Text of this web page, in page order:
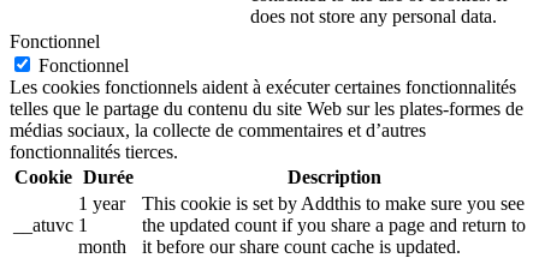
does not store any personal data.
Fonctionnel
Fonctionnel
Les cookies fonctionnels aident à exécuter certaines fonctionnalités
telles que le partage du contenu du site Web sur les plates-formes de
médias sociaux, la collecte de commentaires et d’autres
fonctionnalités tierces.
Cookie Durée Description
__atuvc
1 year
1
month
This cookie is set by Addthis to make sure you see
the updated count if you share a page and return to
it before our share count cache is updated.